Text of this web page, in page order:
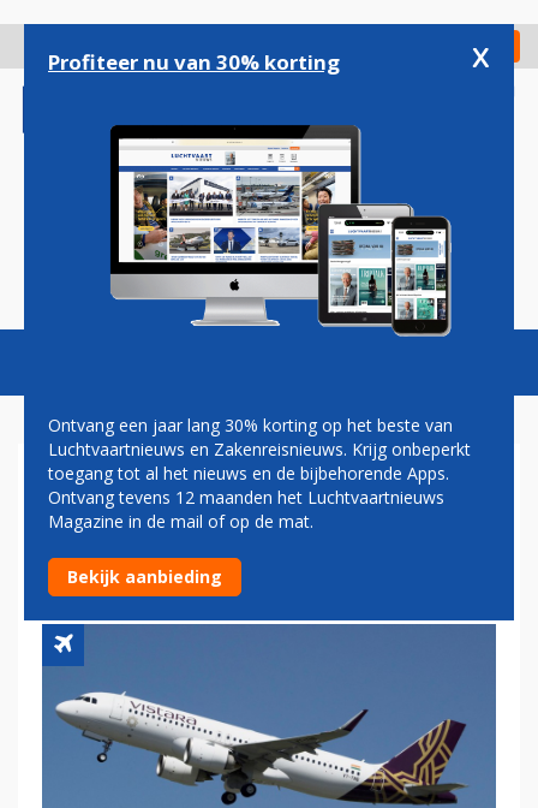
gaan
Check in
Magazine Podcasts Vacatures
CONCURRENTIESLAG DREIGT
OP LUCHTVAARTMARKT IN
INDIA
Profiteer nu van 30% korting x
Ontvang een jaar lang 30% korting op het beste van
Luchtvaartnieuws en Zakenreisnieuws. Krijg onbeperkt
toegang tot al het nieuws en de bijbehorende Apps.
Ontvang tevens 12 maanden het Luchtvaartnieuws
Magazine in de mail of op de mat.
Bekijk aanbieding